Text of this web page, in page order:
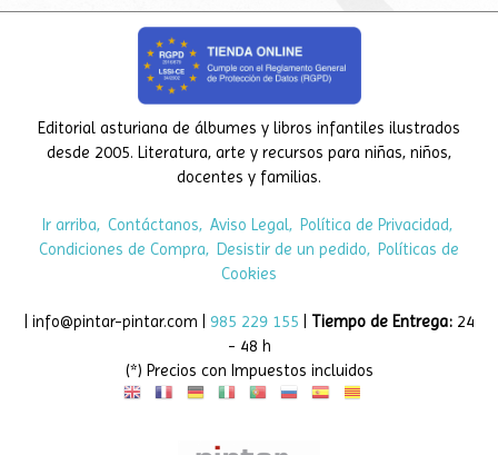
Editorial asturiana de álbumes y libros infantiles ilustrados
desde 2005. Literatura, arte y recursos para niñas, niños,
docentes y familias.
Ir arriba Contáctanos Aviso Legal Política de Privacidad
Condiciones de Compra
Desistir de un pedido
Políticas de
Cookies
| info@pintar-pintar.com | 985 229 155 Tiempo de Entrega: 24
- 48 h
(*) Precios con Impuestos incluidos